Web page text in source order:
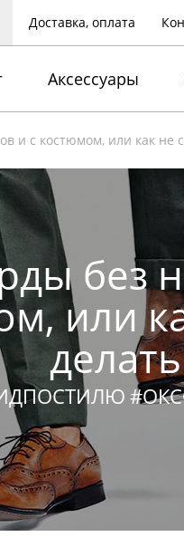
Доставка, оплата
Аксессуары
и с костюмом, или как не
без
или
делать